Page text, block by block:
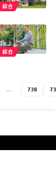
綜合
綜合
... 738